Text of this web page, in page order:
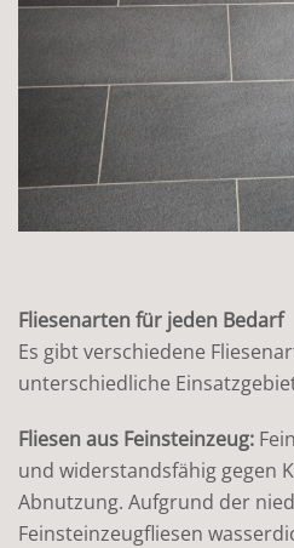
Fliesenarten für jeden Bedarf
Es gibt verschiedene
unterschiedliche
Fliesen aus Feinsteinzeug:
und widerstandsfähig gegen
Abnutzung. Aufgrund der
Feinsteinzeugfliesen